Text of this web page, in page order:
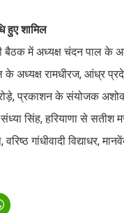
हुए शामिल
बैठक में अध्यक्ष चंदन पाल के
अध्यक्ष रामधीरज, आंध्र
रोड़े, प्रकाशन के संयोजक
सिंह, हरियाणा से सतीश
गांधीवादी विद्याधर,